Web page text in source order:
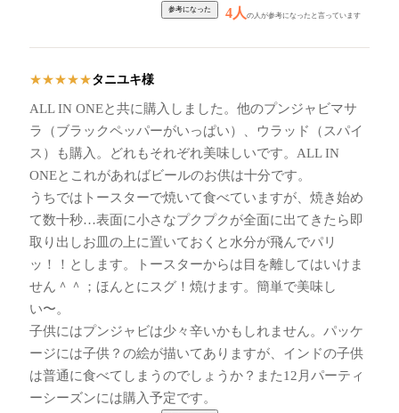
4人の人が参考になったと言っています
★★★★★タニユキ様
ALL IN ONEと共に購入しました。他のプンジャビマサ
ラ（ブラックペッパーがいっぱい）、ウラッド（スパイ
ス）も購入。どれもそれぞれ美味しいです。ALL IN
ONEとこれがあればビールのお供は十分です。
うちではトースターで焼いて食べていますが、焼き始め
て数十秒…表面に小さなプクプクが全面に出てきたら即
取り出しお皿の上に置いておくと水分が飛んでパリ
ッ！！とします。トースターからは目を離してはいけま
せん＾＾；ほんとにスグ！焼けます。簡単で美味し
い〜。
子供にはプンジャビは少々辛いかもしれません。パッケ
ージには子供？の絵が描いてありますが、インドの子供
は普通に食べてしまうのでしょうか？また12月パーティ
ーシーズンには購入予定です。